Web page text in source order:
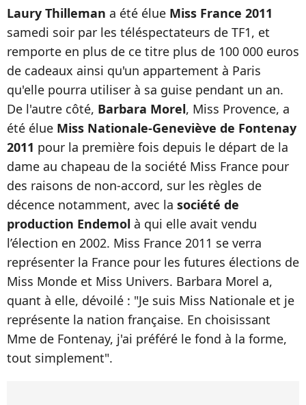
Laury Thilleman a été élue Miss France 2011
samedi soir par les téléspectateurs de TF1, et
remporte en plus de ce titre plus de 100 000 euros
de cadeaux ainsi qu'un appartement à Paris
qu'elle pourra utiliser à sa guise pendant un an.
De l'autre côté, Barbara Morel, Miss Provence, a
été élue Miss Nationale-Geneviève de Fontenay
2011 pour la première fois depuis le départ de la
dame au chapeau de la société Miss France pour
des raisons de non-accord, sur les règles de
décence notamment, avec la société de
production Endemol à qui elle avait vendu
l’élection en 2002. Miss France 2011 se verra
représenter la France pour les futures élections de
Miss Monde et Miss Univers. Barbara Morel a,
quant à elle, dévoilé : "Je suis Miss Nationale et je
représente la nation française. En choisissant
Mme de Fontenay, j'ai préféré le fond à la forme,
tout simplement".